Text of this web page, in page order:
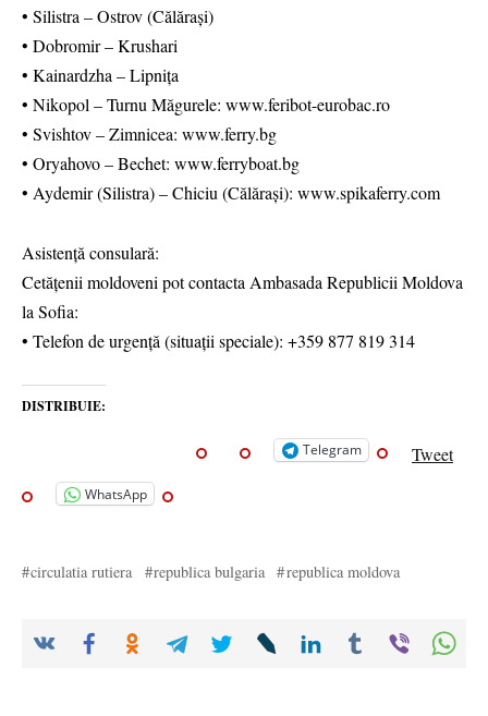
• Silistra – Ostrov (Călărași)
• Dobromir – Krushari
• Kainardzha – Lipnița
• Nikopol – Turnu Măgurele: www.feribot-eurobac.ro
• Svishtov – Zimnicea: www.ferry.bg
• Oryahovo – Bechet: www.ferryboat.bg
• Aydemir (Silistra) – Chiciu (Călărași): www.spikaferry.com
Asistență consulară:
Cetățenii moldoveni pot contacta Ambasada Republicii Moldova
la Sofia:
• Telefon de urgență (situații speciale): +359 877 819 314
DISTRIBUIE:
Telegram Tweet
WhatsApp
circulatia rutiera republica bulgaria republica moldova